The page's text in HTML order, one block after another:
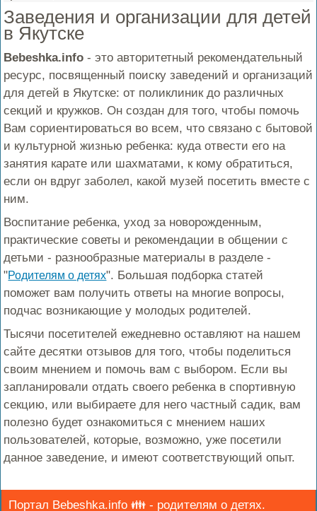
Заведения и организации для детей
в Якутске
Bebeshka.info - это авторитетный рекомендательный
ресурс, посвященный поиску заведений и организаций
для детей в Якутске: от поликлиник до различных
секций и кружков. Он создан для того, чтобы помочь
Вам сориентироваться во всем, что связано с бытовой
и культурной жизнью ребенка: куда отвести его на
занятия карате или шахматами, к кому обратиться,
если он вдруг заболел, какой музей посетить вместе с
ним.
Воспитание ребенка, уход за новорожденным,
практические советы и рекомендации в общении с
детьми - разнообразные материалы в разделе -
"Родителям о детях". Большая подборка статей
поможет вам получить ответы на многие вопросы,
подчас возникающие у молодых родителей.
Тысячи посетителей ежедневно оставляют на нашем
сайте десятки отзывов для того, чтобы поделиться
своим мнением и помочь вам с выбором. Если вы
запланировали отдать своего ребенка в спортивную
секцию, или выбираете для него частный садик, вам
полезно будет ознакомиться с мнением наших
пользователей, которые, возможно, уже посетили
данное заведение, и имеют соответствующий опыт.
Портал Bebeshka.info 👪 - родителям о детях.